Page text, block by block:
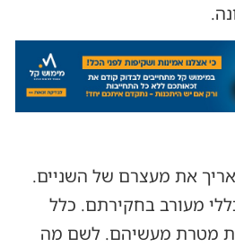
את מעצרם של השניים.
מעורב בחקירתם. כלל
את מטרת מעשיהם. לשם מה